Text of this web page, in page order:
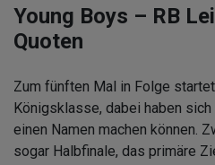
Young Boys – RB
Quoten
Zum fünften Mal in Folge
Königsklasse, dabei haben
einen Namen machen können.
sogar Halbfinale, das primäre